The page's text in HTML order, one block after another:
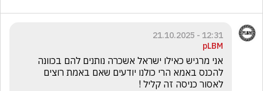
12:31 - 21.10.2025
pLBM
לאסור כניסה זה קליל !